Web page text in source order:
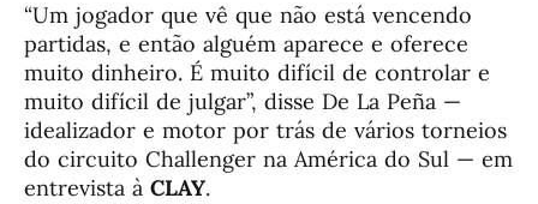
“Um jogador que vê que não está vencendo
partidas, e então alguém aparece e oferece
muito dinheiro. É muito difícil de controlar e
muito difícil de julgar”, disse De La Peña —
idealizador e motor por trás de vários torneios
do circuito Challenger na América do Sul — em
entrevista à CLAY.